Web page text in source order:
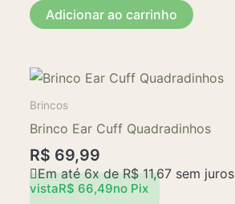
Adicionar ao carrinho
Brincos
Brinco Ear Cuff Quadradinhos
R$ 69,99
Em até 6x deR$11,67 sem juros
vistaR$ 66,49no Pix